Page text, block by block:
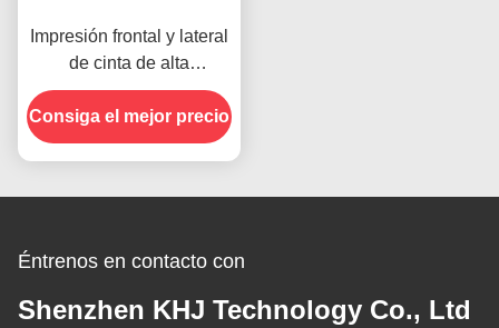
Impresión frontal y lateral
de cinta de alta
temperatura para el
producto en stock
Consiga el mejor precio
Éntrenos en contacto con
Shenzhen KHJ Technology Co., Ltd